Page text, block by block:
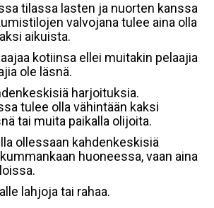
tilassa lasten ja nuorten kanssa
valvojana tulee aina olla
aikuista.
kotiinsa ellei muitakin pelaajia
ole läsnä.
harjoituksia.
tulee olla vähintään kaksi
tai muita paikalla olijoita.
ollessaan kahdenkeskisiä
huoneessa, vaan aina
lahjoja tai rahaa.